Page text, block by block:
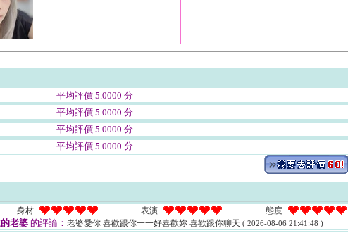
平均評價 5.0000 分
平均評價 5.0000 分
平均評價 5.0000 分
平均評價 5.0000 分
身材 表演 態度
老婆 的評論： 老婆愛你 喜歡跟你一一好喜歡妳 喜歡跟你聊天 ( 2026-08-06 21:41:48 )